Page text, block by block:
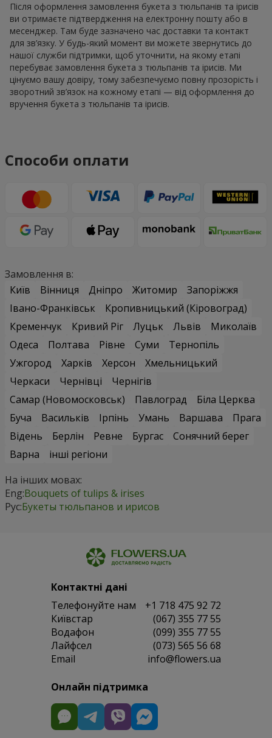
Після оформлення замовлення букета з тюльпанів та ірисів
ви отримаєте підтвердження на електронну пошту або в
месенджер. Там буде зазначено час доставки та контакт
для зв’язку. У будь-який момент ви можете звернутись до
нашої служби підтримки, щоб уточнити, на якому етапі
перебуває замовлення букета з тюльпанів та ірисів. Ми
цінуємо вашу довіру, тому забезпечуємо повну прозорість і
зворотний зв’язок на кожному етапі — від оформлення до
вручення букета з тюльпанів та ірисів.
Способи оплати
Замовлення в:
Київ
Вінниця Дніпро Житомир
Запоріжжя
Івано-Франківськ
Кропивницький (Кіровоград)
Кременчук
Кривий Ріг Луцьк Львів
Миколаїв
Одеса
Полтава Рівне Суми
Тернопіль
Ужгород
Харків Херсон
Хмельницький
Черкаси
Чернівці
Чернігів
Самар (Новомосковськ)
Павлоград
Біла Церква
Буча
Васильків Ірпінь Умань Варшава
Прага
Відень
Берлін Ревне Бургас
Сонячний берег
Варна
інші регіони
На інших мовах:
Eng:Bouquets of tulips & irises
Рус:Букеты тюльпанов и ирисов
Контактні дані
Телефонуйте нам
+1 718 475 92 72
Київстар
(067) 355 77 55
Водафон
(099) 355 77 55
Лайфсел
(073) 565 56 68
Email
info@flowers.ua
Онлайн підтримка